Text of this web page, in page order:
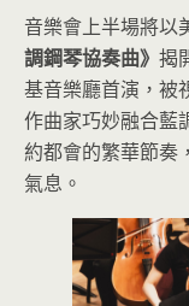
音樂會上半場將以
調鋼琴協奏曲》 揭
基音樂廳首演，被
作曲家巧妙融合藍
約都會的繁華節奏
氣息。